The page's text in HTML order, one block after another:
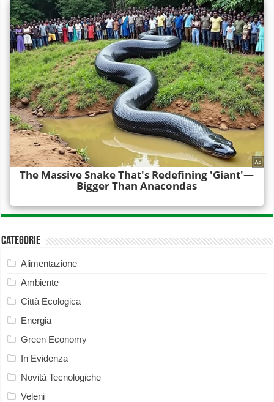
Categorie
Alimentazione
Ambiente
Città Ecologica
Energia
Green Economy
In Evidenza
Novità Tecnologiche
Veleni